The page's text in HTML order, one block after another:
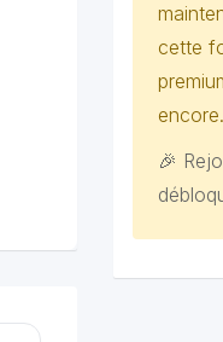
cette
encore.
🎉